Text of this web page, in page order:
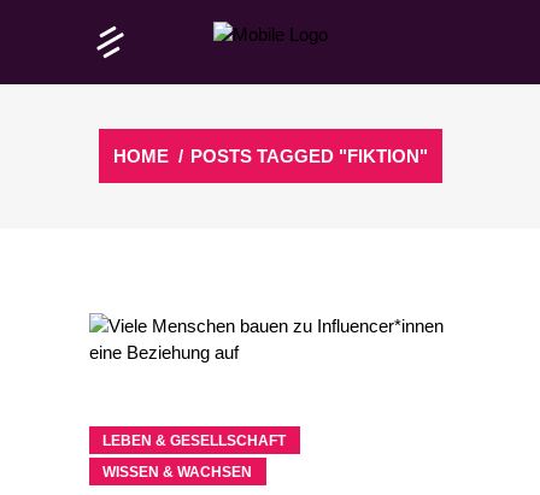
HOME / POSTS TAGGED "FIKTION"
LEBEN & GESELLSCHAFT
WISSEN & WACHSEN